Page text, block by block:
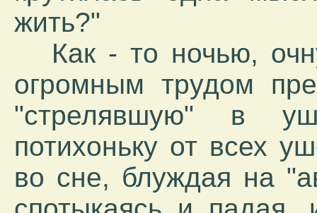
жить?"
Как - то ночью,
огромным трудом
"стрелявшую" в
потихоньку от всех
во сне, блуждая на